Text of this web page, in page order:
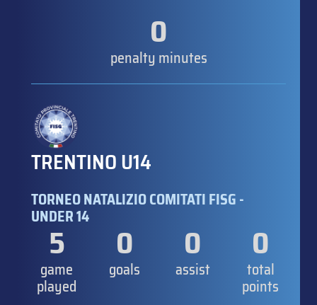
0
penalty minutes
TRENTINO U14
TORNEO NATALIZIO COMITATI FISG -
UNDER 14
5
game
played
0
goals
0
assist
0
total
points